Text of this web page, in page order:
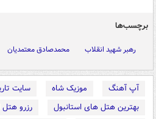
برچسب‌ها
رهبر شهید انقلاب محمدصادق معتمدیان
آپ آهنگ موزیک شاه
سایت
بهترین هتل های استانبول
رزرو هتل